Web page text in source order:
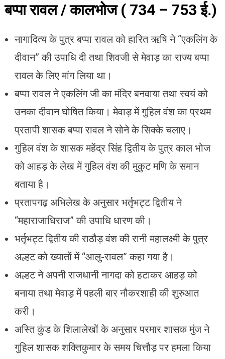
बप्पा रावल / कालभोज ( 734 – 753 ई.)
नागादित्य के पुत्र बप्पा रावल को हारित ऋषि ने “एकलिंग के
दीवान” की उपाधि दी तथा शिवजी से मेवाड़ का राज्य बप्पा
रावल के लिए मांग लिया था।
बप्पा रावल ने एकलिंग जी का मंदिर बनवाया तथा स्वयं को
उनका दीवान घोषित किया। मेवाड़ में गुहिल वंश का प्रथम
प्रतापी शासक बप्पा रावल ने सोने के सिक्के चलाए।
गुहिल वंश के शासक महेंद्र सिंह द्वितीय के पुत्र काल भोज
को आहड़ के लेख में गुहिल वंश की मुकुट मणि के समान
बताया है।
प्रतापगढ़ अभिलेख के अनुसार भर्तृभट्ट द्वितीय ने
“महाराजाधिराज” की उपाधि धारण की।
भर्तृभट्ट द्वितीय की राठौड़ वंश की रानी महालक्ष्मी के पुत्र
अल्हट को ख्यातों में “आलु-रावल” कहा गया है।
अल्हट ने अपनी राजधानी नागदा को हटाकर आहड़ को
बनाया तथा मेवाड़ में पहली बार नौकरशाही की शुरुआत
करी।
अस्ति कुंड के शिलालेखों के अनुसार परमार शासक मुंज ने
गुहिल शासक शक्तिकुमार के समय चित्तौड़ पर हमला किया